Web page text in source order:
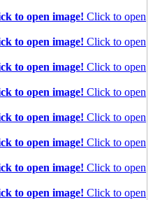
to open image! Click to open
to open image! Click to open
to open image! Click to open
to open image! Click to open
to open image! Click to open
to open image! Click to open
to open image! Click to open
to open image! Click to open